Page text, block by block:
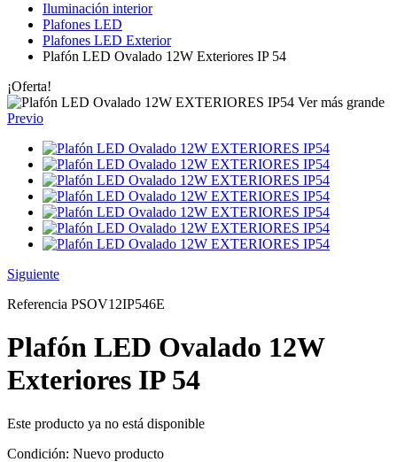
Iluminación interior
Plafones LED
Plafones LED Exterior
Plafón LED Ovalado 12W Exteriores IP 54
¡Oferta!
Ver más grande
Previo
Siguiente
Referencia PSOV12IP546E
Plafón LED Ovalado 12W
Exteriores IP 54
Este producto ya no está disponible
Condición: Nuevo producto